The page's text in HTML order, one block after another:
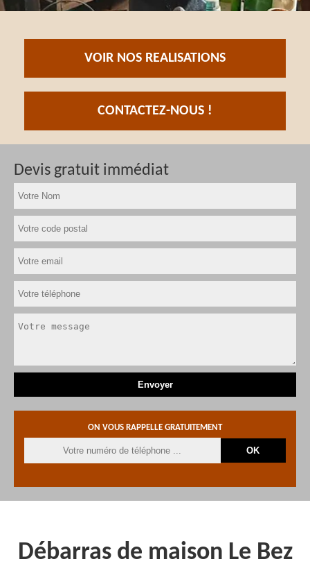
VOIR NOS REALISATIONS
CONTACTEZ-NOUS !
Devis gratuit immédiat
ON VOUS RAPPELLE GRATUITEMENT
Débarras de maison Le Bez